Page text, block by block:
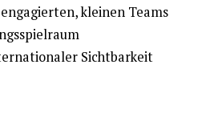
kleinen Teams
Sichtbarkeit